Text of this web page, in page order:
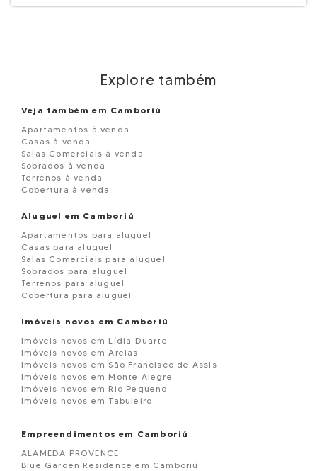
Explore também
Veja também em Camboriú
Apartamentos à venda
Casas à venda
Salas Comerciais à venda
Sobrados à venda
Terrenos à venda
Cobertura à venda
Aluguel em Camboriú
Apartamentos para aluguel
Casas para aluguel
Salas Comerciais para aluguel
Sobrados para aluguel
Terrenos para aluguel
Cobertura para aluguel
Imóveis novos em Camboriú
Imóveis novos em Lídia Duarte
Imóveis novos em Areias
Imóveis novos em São Francisco de Assis
Imóveis novos em Monte Alegre
Imóveis novos em Rio Pequeno
Imóveis novos em Tabuleiro
Empreendimentos em Camboriú
ALAMEDA PROVENCE
Blue Garden Residence em Camboriú